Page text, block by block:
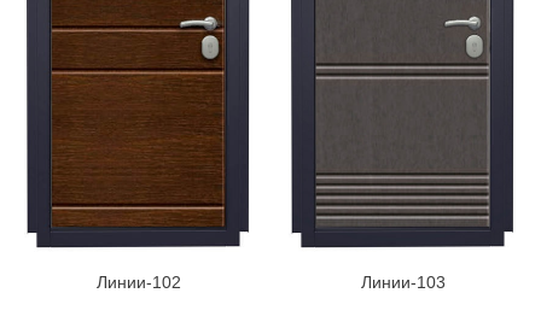
Линии-102 Линии-103